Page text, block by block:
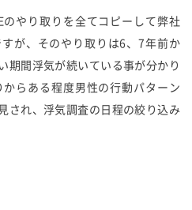
やり取りを全てコピーして弊社
が、そのやり取りは6、7年前か
期間浮気が続いている事が分かり
らある程度男性の行動パターン
され、浮気調査の日程の絞り込み